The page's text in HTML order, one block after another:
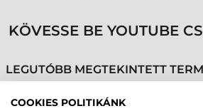
KÖVESSE BE YOUTUBE
LEGUTÓBB MEGTEKINTETT
COOKIES POLITIKÁNK